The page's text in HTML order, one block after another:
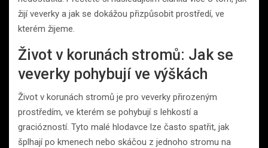
žijí veverky a jak se dokážou přizpůsobit prostředí, ve
kterém žijeme.
Život v korunách stromů: Jak se
veverky pohybují ve výškách
Život v korunách stromů je pro veverky přirozeným
prostředím, ve kterém se pohybují s lehkostí a
graciózností. Tyto malé hlodavce lze často spatřit, jak
šplhají po kmenech nebo skáčou z jednoho stromu na